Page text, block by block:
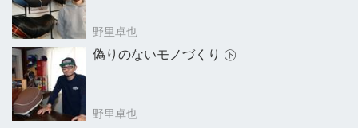
野里卓也
偽りのないモノづくり ㊦
野里卓也